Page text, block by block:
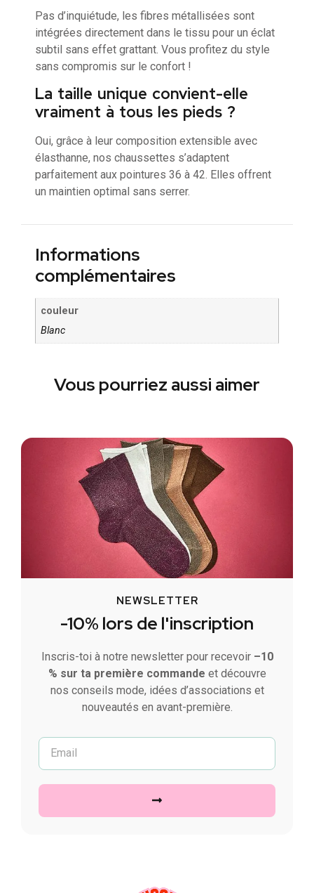
Pas d’inquiétude, les fibres métallisées sont
intégrées directement dans le tissu pour un éclat
subtil sans effet grattant. Vous profitez du style
sans compromis sur le confort !
La taille unique convient-elle
vraiment à tous les pieds ?
Oui, grâce à leur composition extensible avec
élasthanne, nos chaussettes s’adaptent
parfaitement aux pointures 36 à 42. Elles offrent
un maintien optimal sans serrer.
Informations
complémentaires
couleur
Blanc
Vous pourriez aussi aimer
NEWSLETTER
-10% lors de l'inscription
Inscris-toi à notre newsletter pour recevoir –10
% sur ta première commande et découvre
nos conseils mode, idées d’associations et
nouveautés en avant-première.